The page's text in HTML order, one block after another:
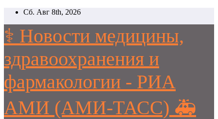
Перейти
содержимому
Сб. Авг 8th, 2026
⚕️ Новости медицины,
здравоохранения и
фармакологии - РИА
АМИ (АМИ-ТАСС) 🚑